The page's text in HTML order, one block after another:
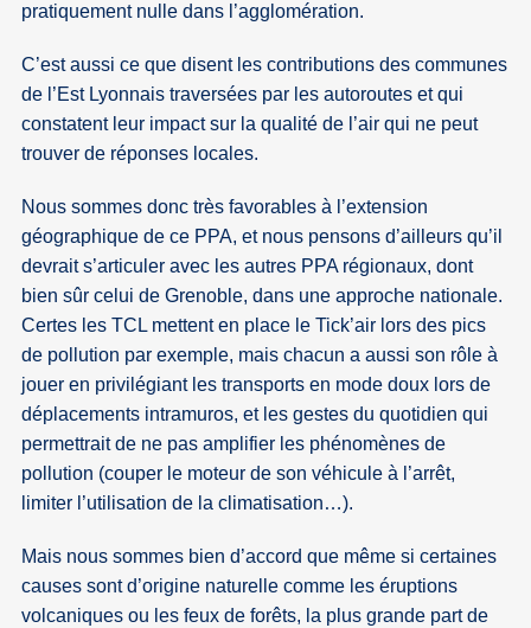
pratiquement nulle dans l’agglomération.
C’est aussi ce que disent les contributions des communes
de l’Est Lyonnais traversées par les autoroutes et qui
constatent leur impact sur la qualité de l’air qui ne peut
trouver de réponses locales.
Nous sommes donc très favorables à l’extension
géographique de ce PPA, et nous pensons d’ailleurs qu’il
devrait s’articuler avec les autres PPA régionaux, dont
bien sûr celui de Grenoble, dans une approche nationale.
Certes les TCL mettent en place le Tick’air lors des pics
de pollution par exemple, mais chacun a aussi son rôle à
jouer en privilégiant les transports en mode doux lors de
déplacements intramuros, et les gestes du quotidien qui
permettrait de ne pas amplifier les phénomènes de
pollution (couper le moteur de son véhicule à l’arrêt,
limiter l’utilisation de la climatisation…).
Mais nous sommes bien d’accord que même si certaines
causes sont d’origine naturelle comme les éruptions
volcaniques ou les feux de forêts, la plus grande part de